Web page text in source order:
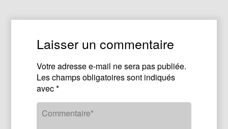
Laisser un commentaire
Votre adresse e-mail ne sera pas publiée.
Les champs obligatoires sont indiqués
avec*